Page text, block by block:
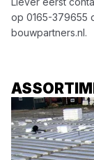
op 0165-379655
bouwpartners.nl.